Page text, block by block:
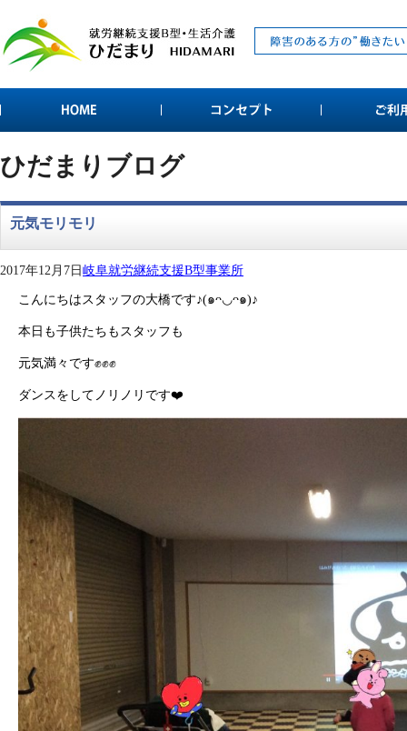
ひだまりブログ
元気モリモリ
2017年12月7日岐阜就労継続支援B型事業所
こんにちはスタッフの大橋です♪(๑ᴖ◡ᴖ๑)♪
本日も子供たちもスタッフも
元気満々です✊️✊️✊️
ダンスをしてノリノリです❤️